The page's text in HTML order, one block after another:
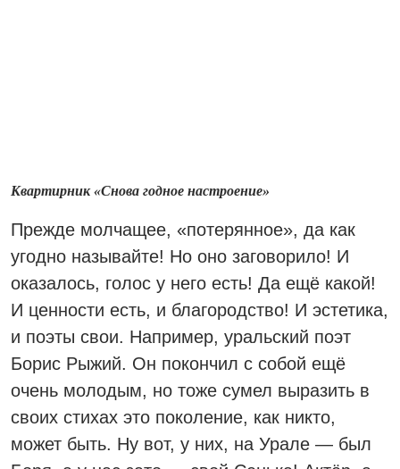
Квартирник «Снова годное настроение»
Прежде молчащее, «потерянное», да как
угодно называйте! Но оно заговорило! И
оказалось, голос у него есть! Да ещё какой!
И ценности есть, и благородство! И эстетика,
и поэты свои. Например, уральский поэт
Борис Рыжий. Он покончил с собой ещё
очень молодым, но тоже сумел выразить в
своих стихах это поколение, как никто,
может быть. Ну вот, у них, на Урале — был